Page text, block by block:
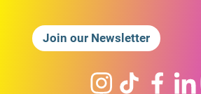
Join our Newsletter